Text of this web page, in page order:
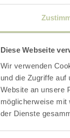
Diese Webseite
Wir verwenden
und die Zugriffe
Website an unsere
möglicherweise mit
der Dienste